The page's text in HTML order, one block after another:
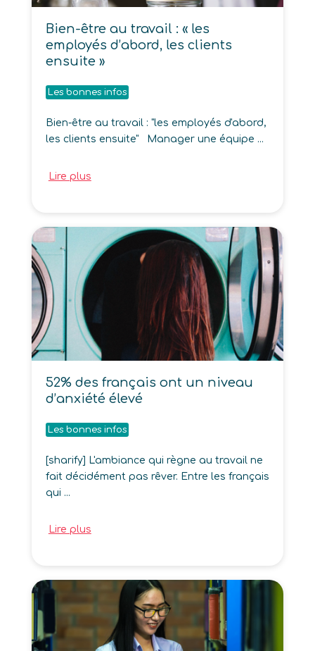
Bien-être au travail : « les
employés d’abord, les clients
ensuite »
Les bonnes infos
Bien-être au travail : "les employés d'abord,
les clients ensuite" Manager une équipe ...
Lire plus
52% des français ont un niveau
d’anxiété élevé
Les bonnes infos
[sharify] L'ambiance qui règne au travail ne
fait décidément pas rêver. Entre les français
qui ...
Lire plus